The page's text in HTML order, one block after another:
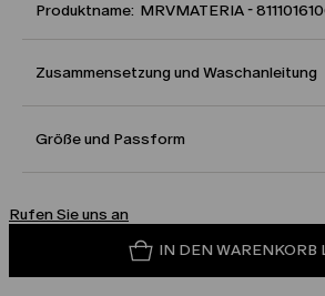
Produktname: MRVMATERIA -
Zusammensetzung und Waschanleitung
Größe und Passform
Rufen Sie uns an
IN DEN WARENKORB